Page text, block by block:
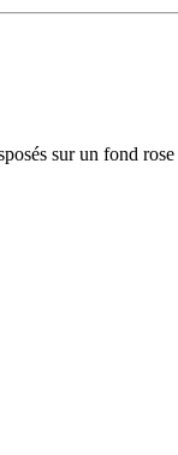
sur un fond